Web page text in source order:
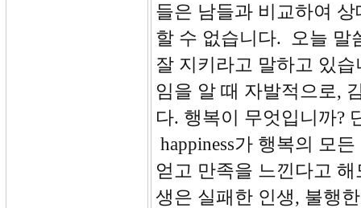
들은 남들과 비교하여
할 수 없습니다. 오늘 말
잘 지키라고 말하고 있
임을 알 때 자발적으로,
다. 행복이 무엇입니까?
happiness가 행복의 모
얻고 만족을 느낀다고
생은 실패한 인생, 불행